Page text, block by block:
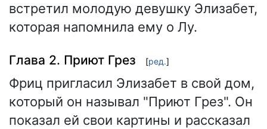
встретил молодую девушку Элизабет,
которая напомнила ему о Лу.
Глава 2. Приют Грез [ред.]
Фриц пригласил Элизабет в свой дом,
который он называл "Приют Грез". Он
показал ей свои картины и рассказал